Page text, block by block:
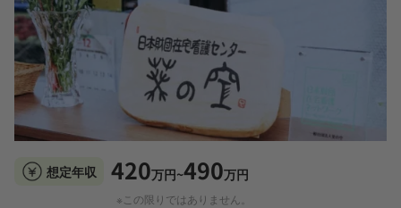
想定年収 420万円~490万円
※この限りではありません。